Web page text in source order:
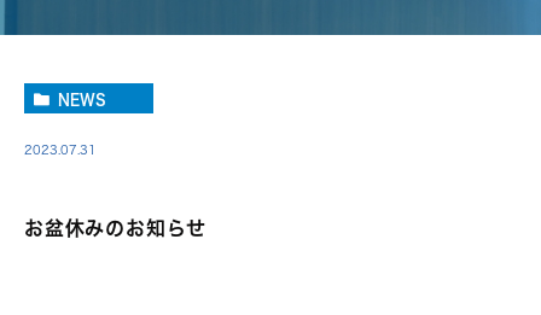
NEWS
2023.07.31
お盆休みのお知らせ